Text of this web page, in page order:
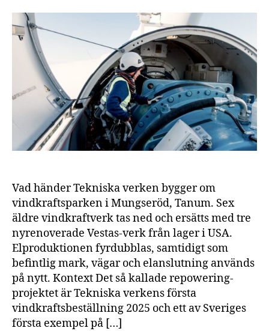
fyrdubblar
parkens
elproduktion
Vad händer Tekniska verken bygger om
vindkraftsparken i Mungseröd, Tanum. Sex
äldre vindkraftverk tas ned och ersätts med tre
nyrenoverade Vestas-verk från lager i USA.
Elproduktionen fyrdubblas, samtidigt som
befintlig mark, vägar och elanslutning används
på nytt. Kontext Det så kallade repowering-
projektet är Tekniska verkens första
vindkraftsbeställning 2025 och ett av Sveriges
första exempel på […]